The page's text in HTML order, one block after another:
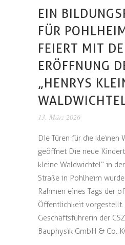
EIN
FÜR
FEIERT MIT
ERÖFFNUNG
„HENRYS
13. März 2026
Die Türen für die kleinen
geöffnet Die neue
kleine Waldwichtel“ in
Straße in Pohlheim
Rahmen eines Tags der
Öffentlichkeit vorgestellt.
Geschäftsführerin der
Bauphysik GmbH & Co.